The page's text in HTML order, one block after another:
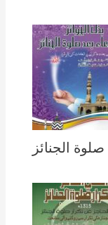
الجنائز